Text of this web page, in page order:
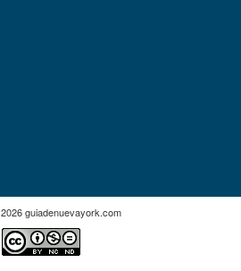
guiadenuevayork.com